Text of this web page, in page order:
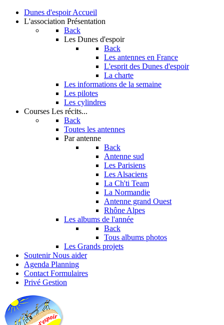
Dunes d'espoir Accueil
L'association Présentation
Back
Les Dunes d'espoir
Back
Les antennes en France
L'esprit des Dunes d'espoir
La charte
Les informations de la semaine
Les pilotes
Les cylindres
Courses Les récits...
Back
Toutes les antennes
Par antenne
Back
Antenne sud
Les Parisiens
Les Alsaciens
La Ch'ti Team
La Normandie
Antenne grand Ouest
Rhône Alpes
Les albums de l'année
Back
Tous albums photos
Les Grands projets
Soutenir Nous aider
Agenda Planning
Contact Formulaires
Privé Gestion